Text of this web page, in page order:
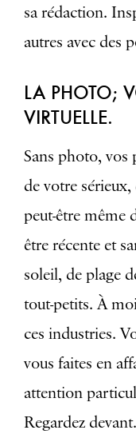
sa rédaction.
autres avec des
LA PHOTO;
VIRTUELLE.
Sans photo, vos
de votre
peut-être même
être récente et
soleil, de plage
tout-petits. À
ces industries.
vous faites en
attention
Regardez